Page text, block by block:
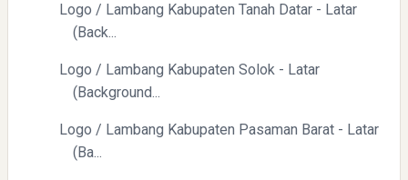
Yaqut Cholil Qoumas: Inspirasi Kepemimpinan dan
Ketaatan
Logo / Lambang Kabupaten Tanah Datar - Latar
(Back...
Logo / Lambang Kabupaten Solok - Latar
(Background...
Logo / Lambang Kabupaten Pasaman Barat - Latar
(Ba...